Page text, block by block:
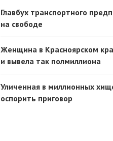
Главбух транспортного
на свободе
Женщина в Красноярском
и вывела так полмиллиона
Уличенная в миллионных
оспорить приговор